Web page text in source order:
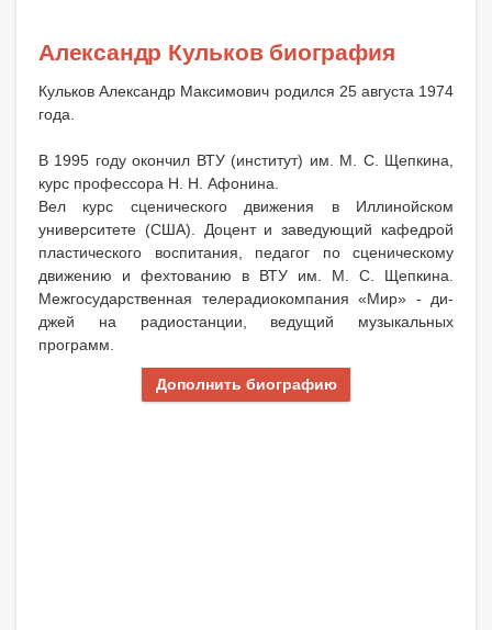
Александр Кульков биография
Кульков Александр Максимович родился 25 августа 1974
года.
В 1995 году окончил ВТУ (институт) им. М. С. Щепкина,
курс профессора Н. Н. Афонина.
Вел курс сценического движения в Иллинойском
университете (США). Доцент и заведующий кафедрой
пластического воспитания, педагог по сценическому
движению и фехтованию в ВТУ им. М. С. Щепкина.
Межгосударственная телерадиокомпания «Мир» - ди-
джей на радиостанции, ведущий музыкальных
программ.
Дополнить биографию